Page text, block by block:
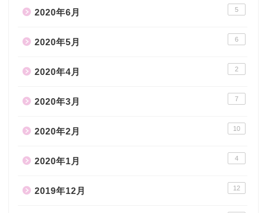
2020年6月 5
2020年5月 6
2020年4月 2
2020年3月 7
2020年2月 10
2020年1月 4
2019年12月 12